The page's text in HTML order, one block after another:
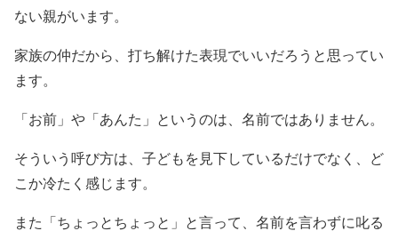
ない親がいます。
家族の仲だから、打ち解けた表現でいいだろうと思ってい
ます。
「お前」や「あんた」というのは、名前ではありません。
そういう呼び方は、子どもを見下しているだけでなく、ど
こか冷たく感じます。
また「ちょっとちょっと」と言って、名前を言わずに叱る